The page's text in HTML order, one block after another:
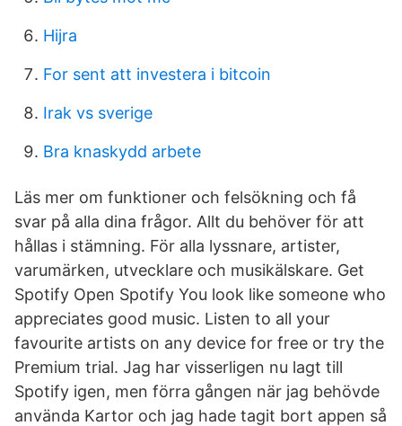
Hijra
For sent att investera i bitcoin
Irak vs sverige
Bra knaskydd arbete
Läs mer om funktioner och felsökning och få
svar på alla dina frågor. Allt du behöver för att
hållas i stämning. För alla lyssnare, artister,
varumärken, utvecklare och musikälskare. Get
Spotify Open Spotify You look like someone who
appreciates good music. Listen to all your
favourite artists on any device for free or try the
Premium trial. Jag har visserligen nu lagt till
Spotify igen, men förra gången när jag behövde
använda Kartor och jag hade tagit bort appen så